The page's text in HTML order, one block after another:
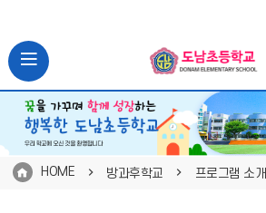
HOME 방과후학교 프로그램 소개